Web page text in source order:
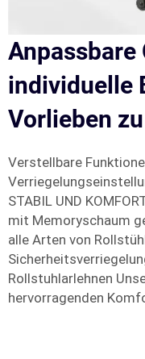
Anpassbare
individuelle
Vorlieben
Verstellbare
STABIL UND
mit Memoryschaum
alle Arten von
Rollstuhlarlehnen
hervorragenden